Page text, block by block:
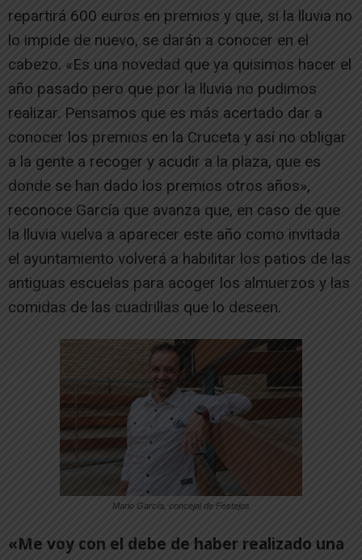
repartirá 600 euros en premios y que, si la lluvia no
lo impide de nuevo, se darán a conocer en el
cabezo. «Es una novedad que ya quisimos hacer el
año pasado pero que por la lluvia no pudimos
realizar. Pensamos que es más acertado dar a
conocer los premios en la Cruceta y así no obligar
a la gente a recoger y acudir a la plaza, que es
donde se han dado los premios otros años»,
reconoce García que avanza que, en caso de que
la lluvia vuelva a aparecer este año como invitada
el ayuntamiento volverá a habilitar los patios de las
antiguas escuelas para acoger los almuerzos y las
comidas de las cuadrillas que lo deseen.
Mario García, concejal de Festejos
«Me voy con el debe de haber realizado una